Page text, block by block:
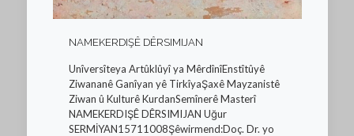
NAMEKERDIŞÊ DÊRSIMIJAN
Unîversîteya Artûklûyî ya MêrdînîEnstîtûyê
Ziwananê Ganîyan yê TirkîyaŞaxê Mayzanistê
Ziwan û Kulturê KurdanSemînerê Masterî
NAMEKERDIŞÊ DÊRSIMIJAN Uğur
SERMİYAN15711008Şêwirmend:Doç. Dr. yo